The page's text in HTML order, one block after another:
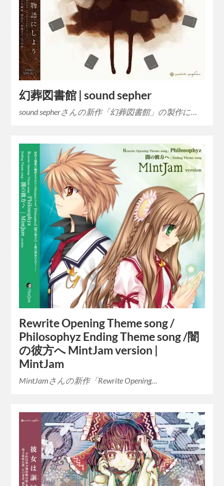
幻葬図書館 | sound sepher
sound sepherさんの新作「幻葬図書館」の製作に…
Rewrite Opening Theme song /
Philosophyz Ending Theme song /闇
の彼方へ MintJam version |
MintJam
MintJamさんの新作「Rewrite Opening…